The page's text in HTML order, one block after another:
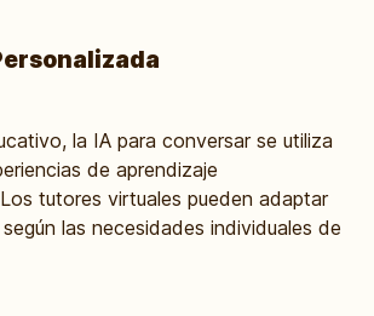
la IA para conversar se utiliza
de aprendizaje
tutores virtuales pueden adaptar
las necesidades individuales de